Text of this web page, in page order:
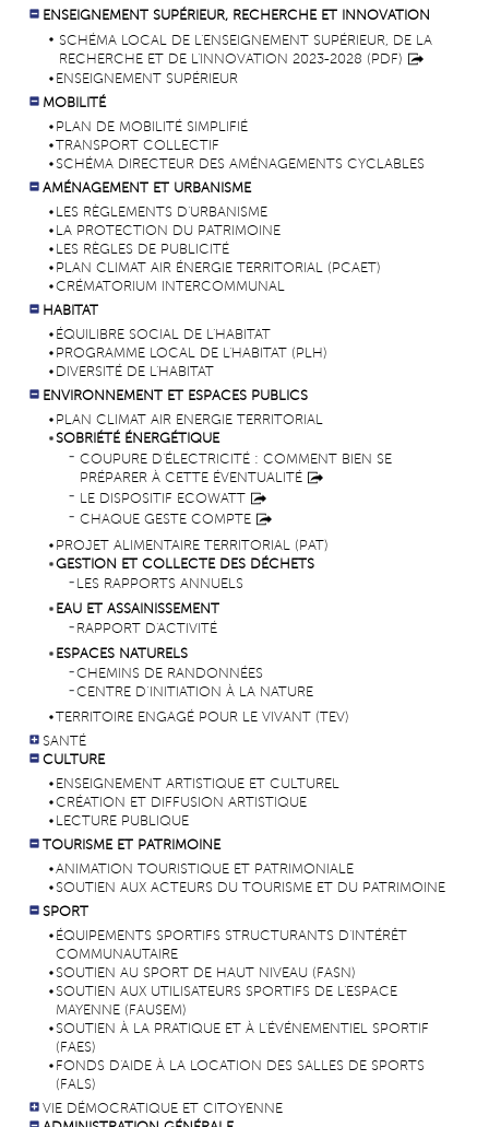
ENSEIGNEMENT SUPÉRIEUR, RECHERCHE ET INNOVATION
SCHÉMA LOCAL DE L'ENSEIGNEMENT SUPÉRIEUR, DE LA
RECHERCHE ET DE L'INNOVATION 2023-2028 (PDF)
ENSEIGNEMENT SUPÉRIEUR
MOBILITÉ
PLAN DE MOBILITÉ SIMPLIFIÉ
TRANSPORT COLLECTIF
SCHÉMA DIRECTEUR DES AMÉNAGEMENTS CYCLABLES
AMÉNAGEMENT ET URBANISME
LES RÈGLEMENTS D'URBANISME
LA PROTECTION DU PATRIMOINE
LES RÈGLES DE PUBLICITÉ
PLAN CLIMAT AIR ÉNERGIE TERRITORIAL (PCAET)
CRÉMATORIUM INTERCOMMUNAL
HABITAT
ÉQUILIBRE SOCIAL DE L'HABITAT
PROGRAMME LOCAL DE L'HABITAT (PLH)
DIVERSITÉ DE L'HABITAT
ENVIRONNEMENT ET ESPACES PUBLICS
PLAN CLIMAT AIR ENERGIE TERRITORIAL
SOBRIÉTÉ ÉNERGÉTIQUE
COUPURE D'ÉLECTRICITÉ : COMMENT BIEN SE
PRÉPARER À CETTE ÉVENTUALITÉ
LE DISPOSITIF ECOWATT
CHAQUE GESTE COMPTE
PROJET ALIMENTAIRE TERRITORIAL (PAT)
GESTION ET COLLECTE DES DÉCHETS
LES RAPPORTS ANNUELS
EAU ET ASSAINISSEMENT
RAPPORT D'ACTIVITÉ
ESPACES NATURELS
CHEMINS DE RANDONNÉES
CENTRE D’INITIATION À LA NATURE
TERRITOIRE ENGAGÉ POUR LE VIVANT (TEV)
SANTÉ
CULTURE
ENSEIGNEMENT ARTISTIQUE ET CULTUREL
CRÉATION ET DIFFUSION ARTISTIQUE
LECTURE PUBLIQUE
TOURISME ET PATRIMOINE
ANIMATION TOURISTIQUE ET PATRIMONIALE
SOUTIEN AUX ACTEURS DU TOURISME ET DU PATRIMOINE
SPORT
ÉQUIPEMENTS SPORTIFS STRUCTURANTS D'INTÉRÊT
COMMUNAUTAIRE
SOUTIEN AU SPORT DE HAUT NIVEAU (FASN)
SOUTIEN AUX UTILISATEURS SPORTIFS DE L'ESPACE
MAYENNE (FAUSEM)
SOUTIEN À LA PRATIQUE ET À L'ÉVÉNEMENTIEL SPORTIF
(FAES)
FONDS D'AIDE À LA LOCATION DES SALLES DE SPORTS
(FALS)
VIE DÉMOCRATIQUE ET CITOYENNE